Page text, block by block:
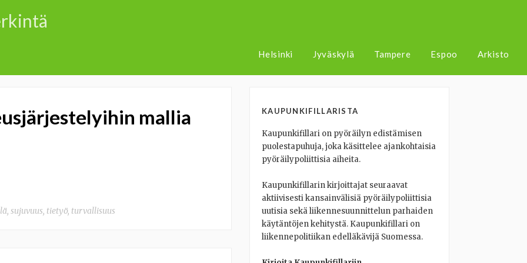
Helsinki Jyväskylä Tampere Espoo Arkisto
mallia
sujuvuus tietyö turvallisuus
KAUPUNKIFILLARISTA
Kaupunkifillari on pyöräilyn edistämisen
puolestapuhuja, joka käsittelee ajankohtaisia
pyöräilypoliittisia aiheita.
Kaupunkifillarin kirjoittajat seuraavat
aktiivisesti kansainvälisiä pyöräilypoliittisia
uutisia sekä liikennesuunnittelun parhaiden
käytäntöjen kehitystä. Kaupunkifillari on
liikennepolitiikan edelläkävijä Suomessa.